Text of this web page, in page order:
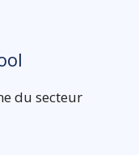
du secteur